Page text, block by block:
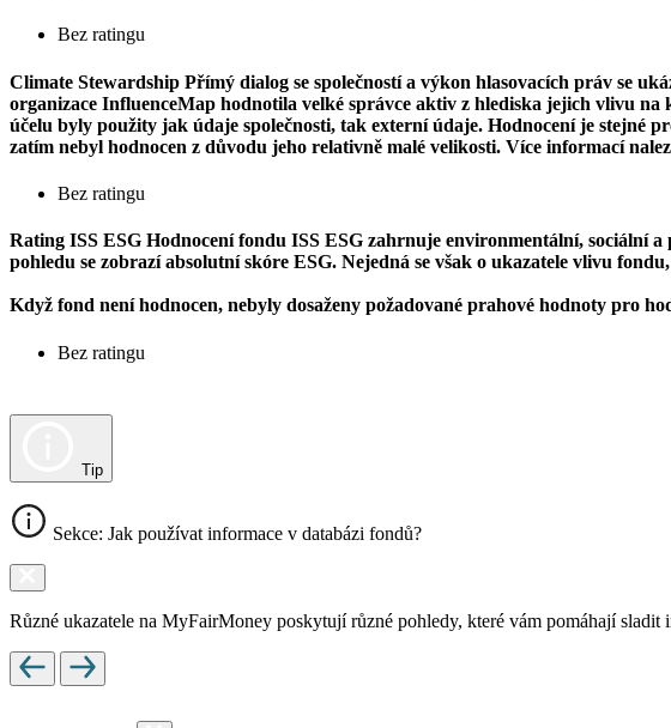
Bez ratingu
Climate Stewardship Přímý dialog se společností a výkon hlasovacích práv se
organizace InfluenceMap hodnotila velké správce aktiv z hlediska jejich vlivu
účelu byly použity jak údaje společnosti, tak externí údaje. Hodnocení je stejné
zatím nebyl hodnocen z důvodu jeho relativně malé velikosti. Více informací
Bez ratingu
Rating ISS ESG Hodnocení fondu ISS ESG zahrnuje environmentální, sociální
pohledu se zobrazí absolutní skóre ESG. Nejedná se však o ukazatele vlivu
Když fond není hodnocen, nebyly dosaženy požadované prahové hodnoty pro
Bez ratingu
Tip
Sekce: Jak používat informace v databázi fondů?
Různé ukazatele na MyFairMoney poskytují různé pohledy, které vám pomáhají